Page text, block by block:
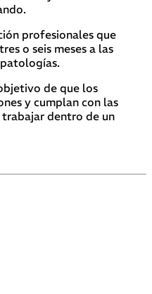
profesionales que
o seis meses a las
de que los
y cumplan con las
trabajar dentro de un